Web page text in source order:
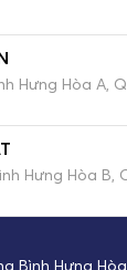
Hưng Hòa A,
Hưng Hòa B,
Bình Hưng